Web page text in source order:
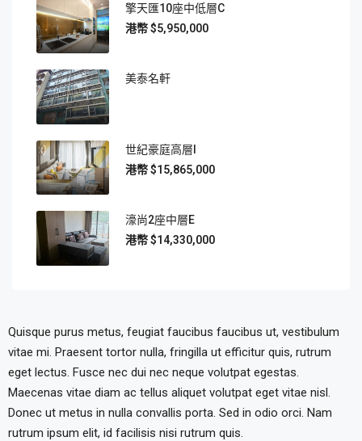
擎天匯10座中低層C
$5,950,000
美泰名軒
世紀豪庭高層I
$15,865,000
濠尚2座中層E
$14,330,000
Quisque purus metus, feugiat faucibus faucibus ut, vestibulum
vitae mi. Praesent tortor nulla, fringilla ut efficitur quis, rutrum
eget lectus. Fusce nec dui nec neque volutpat egestas.
Maecenas vitae diam ac tellus aliquet volutpat eget vitae nisl.
Donec ut metus in nulla convallis porta. Sed in odio orci. Nam
rutrum ipsum elit, id facilisis nisi rutrum quis.